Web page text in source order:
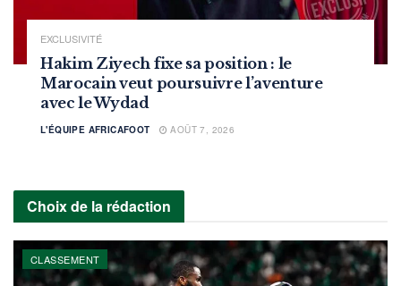
EXCLUSIVITÉ
Hakim Ziyech fixe sa position : le
Marocain veut poursuivre l’aventure
avec le Wydad
L'ÉQUIPE AFRICAFOOT AOÛT 7, 2026
Choix de la rédaction
CLASSEMENT